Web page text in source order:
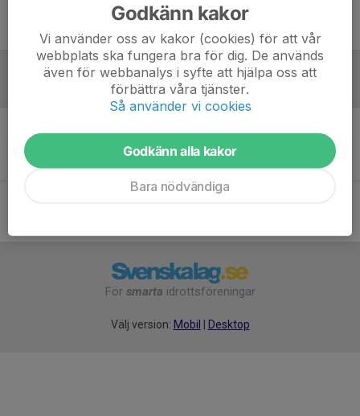
Endast kallade kunde anmäla sig till aktiviteten. 16 personer var kallade.
Inget referat skrivet
För smarta idrottsföreningar
Välj version: Mobil Desktop
Godkänn kakor
Vi använder oss av kakor (cookies) för att vår
webbplats ska fungera bra för dig. De används
även för webbanalys i syfte att hjälpa oss att
förbättra våra tjänster.
Så använder vi cookies
Godkänn alla kakor
Bara nödvändiga